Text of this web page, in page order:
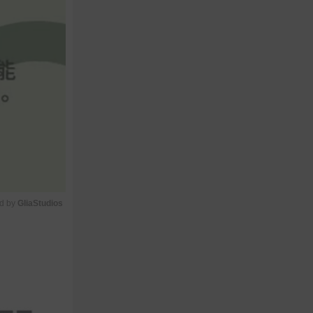
by GliaStudios